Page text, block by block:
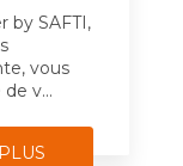
by SAFTI,
vous
v...